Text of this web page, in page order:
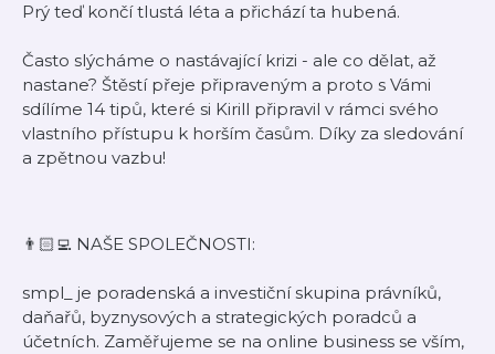
Prý teď končí tlustá léta a přichází ta hubená.
Často slýcháme o nastávající krizi - ale co dělat, až
nastane? Štěstí přeje připraveným a proto s Vámi
sdílíme 14 tipů, které si Kirill připravil v rámci svého
vlastního přístupu k horším časům. Díky za sledování
a zpětnou vazbu!
👨🏻‍💻 NAŠE SPOLEČNOSTI:
smpl_ je poradenská a investiční skupina právníků,
daňařů, byznysových a strategických poradců a
účetních. Zaměřujeme se na online business se vším,